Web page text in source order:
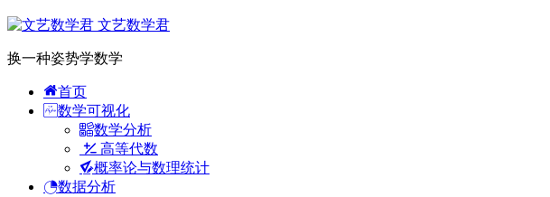
文艺数学君
换一种姿势学数学
首页
数学可视化
数学分析
高等代数
概率论与数理统计
数据分析